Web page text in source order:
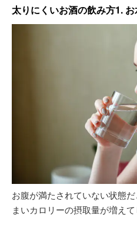
太りにくいお酒の飲み方1.
お腹が満たされていない状態
まいカロリーの摂取量が増えて